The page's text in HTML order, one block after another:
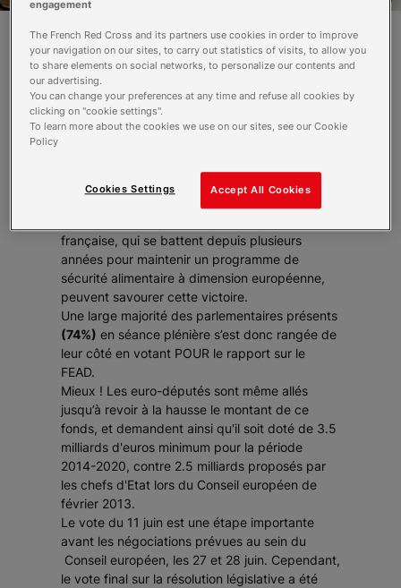
Le Parlement européen déterminé à
soutenir la lutte contre la précarité en
Europe. Il a voté massivement en faveur
du rapport de Commission Emploi
française, qui se battent depuis plusieurs
années pour maintenir un programme de
sécurité alimentaire à dimension européenne,
peuvent savourer cette victoire.
Une large majorité des parlementaires présents
(74%) en séance plénière s’est donc rangée de
leur côté en votant POUR le rapport sur le
FEAD.
Mieux ! Les euro-députés sont même allés
jusqu’à revoir à la hausse le montant de ce
fonds, et demandent ainsi qu'il soit doté de 3.5
milliards d'euros minimum pour la période
2014-2020, contre 2.5 milliards proposés par
les chefs d'Etat lors du Conseil européen de
février 2013.
Le vote du 11 juin est une étape importante
avant les négociations prévues au sein du
Conseil européen, les 27 et 28 juin. Cependant,
le vote final sur la résolution législative a été
engagement
The French Red Cross and its partners use cookies in order to improve
your navigation on our sites, to carry out statistics of visits, to allow you
to share elements on social networks, to personalize our contents and
our advertising.
You can change your preferences at any time and refuse all cookies by
clicking on "cookie settings".
To learn more about the cookies we use on our sites, see our Cookie
Policy
Accept All Cookies
Cookies Settings